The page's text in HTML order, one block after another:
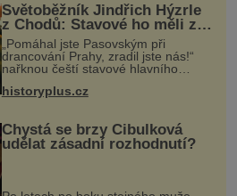
Světoběžník Jindřich Hýzrle
z Chodů: Stavové ho měli za
zrádce
„Pomáhal jste Pasovským při
drancování Prahy, zradil jste nás!“
nařknou čeští stavové hlavního
Jindřich se však zastrašit nenechá.
historyplus.cz
Chystá se brzy Cibulková
udělat zásadní rozhodnutí?